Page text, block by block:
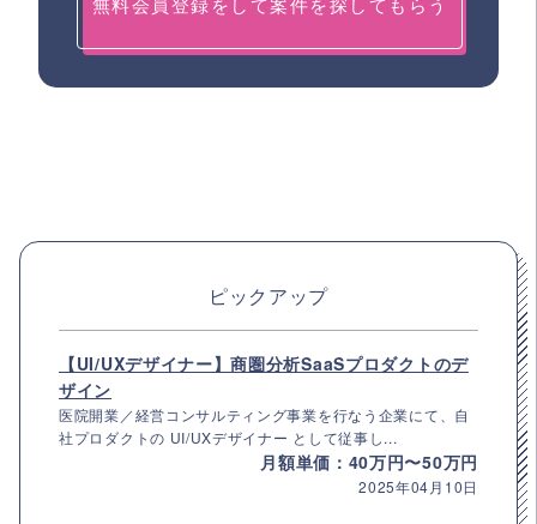
ピックアップ
【UI/UXデザイナー】商圏分析SaaSプロダクトのデ
ザイン
医院開業／経営コンサルティング事業を行なう企業にて、自
社プロダクトの UI/UXデザイナー として従事し...
月額単価：40万円〜50万円
2025年04月10日